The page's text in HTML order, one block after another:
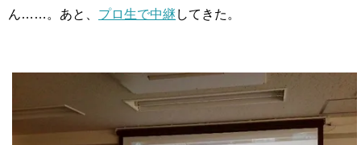
ん……。あと、 プロ生で中継 してきた。